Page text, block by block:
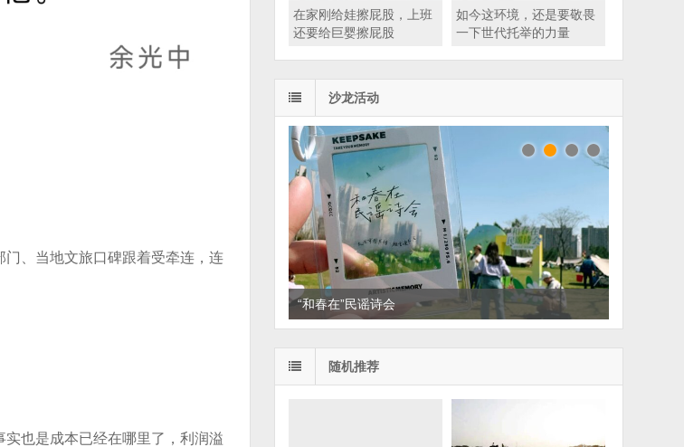
、当地文旅口碑跟着受牵连，连
也是成本已经在哪里了，利润溢
在家刚给娃擦屁股，上班
还要给巨婴擦屁股
如今这环境，还是要敬畏
一下世代托举的力量
沙龙活动
读家书单：悦读，散散班味
随机推荐